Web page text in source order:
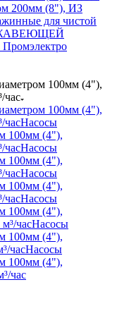
200мм (8"), ИЗ
для чистой
100мм (4"),
час
100мм (4"),
часНасосы
100мм (4"),
часНасосы
100мм (4"),
часНасосы
100мм (4"),
часНасосы
100мм (4"),
часНасосы
100мм (4"),
часНасосы
100мм (4"),
час